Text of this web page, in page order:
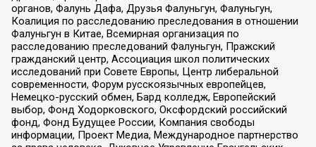
органов, Фалунь Дафа, Друзья Фалуньгун, Фалуньгун,
Коалиция по расследованию преследования в отношении
Фалуньгун в Китае, Всемирная организация по
расследованию преследований Фалуньгун, Пражский
гражданский центр, Ассоциация школ политических
исследований при Совете Европы, Центр либеральной
современности, Форум русскоязычных европейцев,
Немецко-русский обмен, Бард колледж, Европейский
выбор, Фонд Ходорковского, Оксфордский российский
фонд, Фонд Будущее России, Компания свободы
информации, Проект Медиа, Международное партнерство